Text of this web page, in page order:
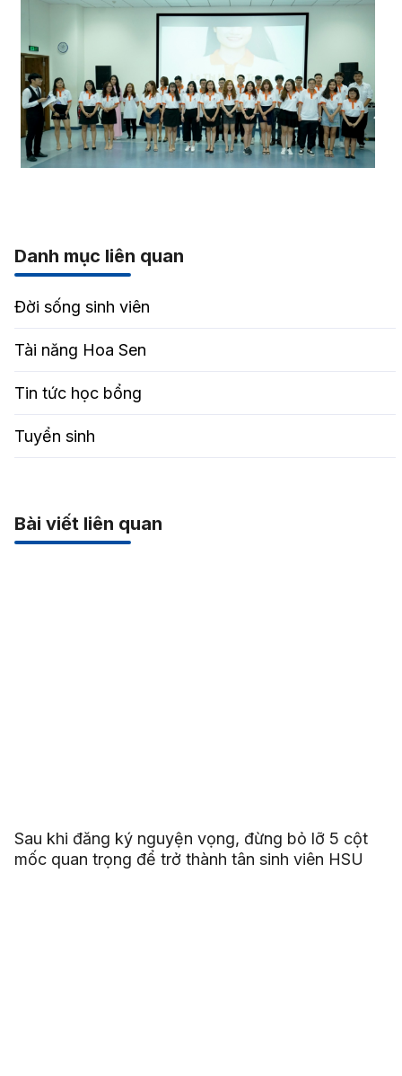
Danh mục liên quan
Đời sống sinh viên
Tài năng Hoa Sen
Tin tức học bổng
Tuyển sinh
Bài viết liên quan
Sau khi đăng ký nguyện vọng, đừng bỏ lỡ 5 cột
mốc quan trọng để trở thành tân sinh viên HSU